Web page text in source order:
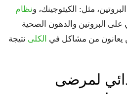
مثل: الكيتوجينك، ونظام
البروتين والدهون الصحية
يعانون من مشاكل في الكلى نتيجة
لمرضى